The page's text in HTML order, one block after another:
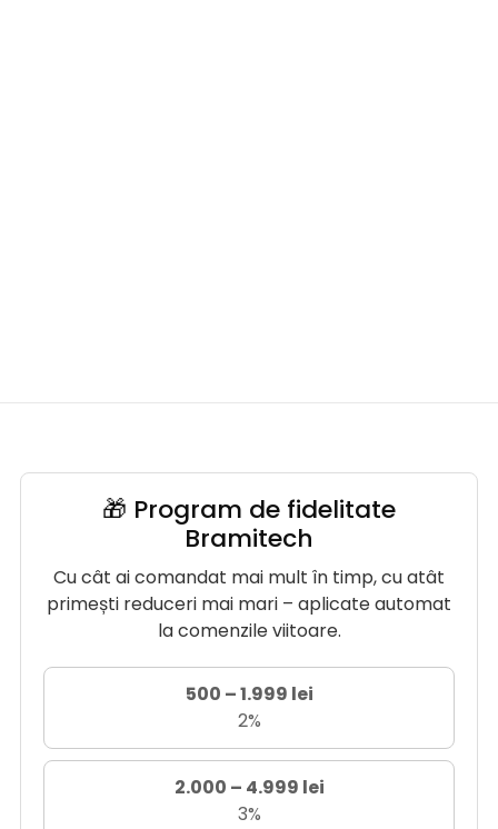
🎁 Program de fidelitate
Bramitech
Cu cât ai comandat mai mult în timp, cu atât
primești reduceri mai mari – aplicate automat
la comenzile viitoare.
500 – 1.999 lei
2%
2.000 – 4.999 lei
3%